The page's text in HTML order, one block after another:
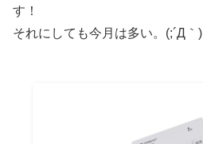
す！
それにしても今月は多い。(;´Д｀)